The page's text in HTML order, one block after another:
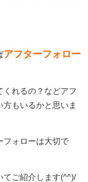
アフターフォロー
くれるの？などアフ
もいるかと思いま
フォローは大切で
てご紹介します(^^)/